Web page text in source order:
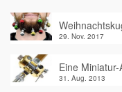
29. Nov. 2017
Eine Miniatur-
31. Aug. 2013